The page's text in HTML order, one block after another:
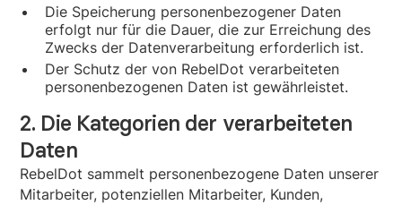
Die Speicherung personenbezogener Daten
erfolgt nur für die Dauer, die zur Erreichung des
Zwecks der Datenverarbeitung erforderlich ist.
Der Schutz der von RebelDot verarbeiteten
personenbezogenen Daten ist gewährleistet.
2. Die Kategorien der verarbeiteten
Daten
RebelDot sammelt personenbezogene Daten unserer
Mitarbeiter, potenziellen Mitarbeiter, Kunden,